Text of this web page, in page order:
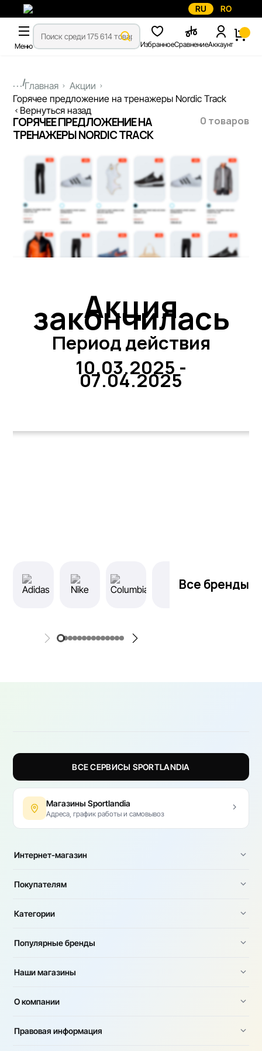
RU RO
Меню ИзбранноеСравнениеАккаунт
...Главная
Акции
Горячее предложение на тренажеры Nordic Track
Вернуться назад
ГОРЯЧЕЕ ПРЕДЛОЖЕНИЕ НА
ТРЕНАЖЕРЫ NORDIC TRACK
0 товаров
Акция
закончилась
Период действия
10.03.2025 -
07.04.2025
Все бренды
ВСЕ СЕРВИСЫ SPORTLANDIA
Магазины Sportlandia
Адреса, график работы и самовывоз
Интернет-магазин
Покупателям
Категории
Популярные бренды
Наши магазины
О компании
Правовая информация